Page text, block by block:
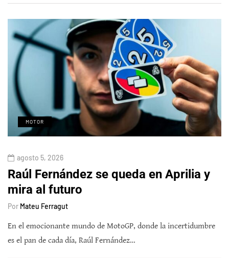
MOTOR
agosto 5, 2026
Raúl Fernández se queda en Aprilia y
mira al futuro
Por Mateu Ferragut
En el emocionante mundo de MotoGP, donde la incertidumbre
es el pan de cada día, Raúl Fernández…